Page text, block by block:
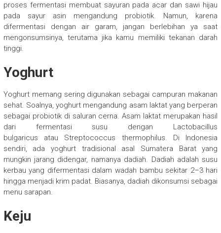
proses fermentasi membuat sayuran pada acar dan sawi hijau
pada sayur asin mengandung probiotik. Namun, karena
difermentasi dengan air garam, jangan berlebihan ya saat
mengonsumsinya, terutama jika kamu memiliki tekanan darah
tinggi.
Yoghurt
Yoghurt memang sering digunakan sebagai campuran makanan
sehat. Soalnya, yoghurt mengandung asam laktat yang berperan
sebagai probiotik di saluran cerna. Asam laktat merupakan hasil
dari fermentasi susu dengan Lactobacillus
bulgaricus atau Streptococcus thermophilus. Di Indonesia
sendiri, ada yoghurt tradisional asal Sumatera Barat yang
mungkin jarang didengar, namanya dadiah. Dadiah adalah susu
kerbau yang difermentasi dalam wadah bambu sekitar 2–3 hari
hingga menjadi krim padat. Biasanya, dadiah dikonsumsi sebagai
menu sarapan.
Keju